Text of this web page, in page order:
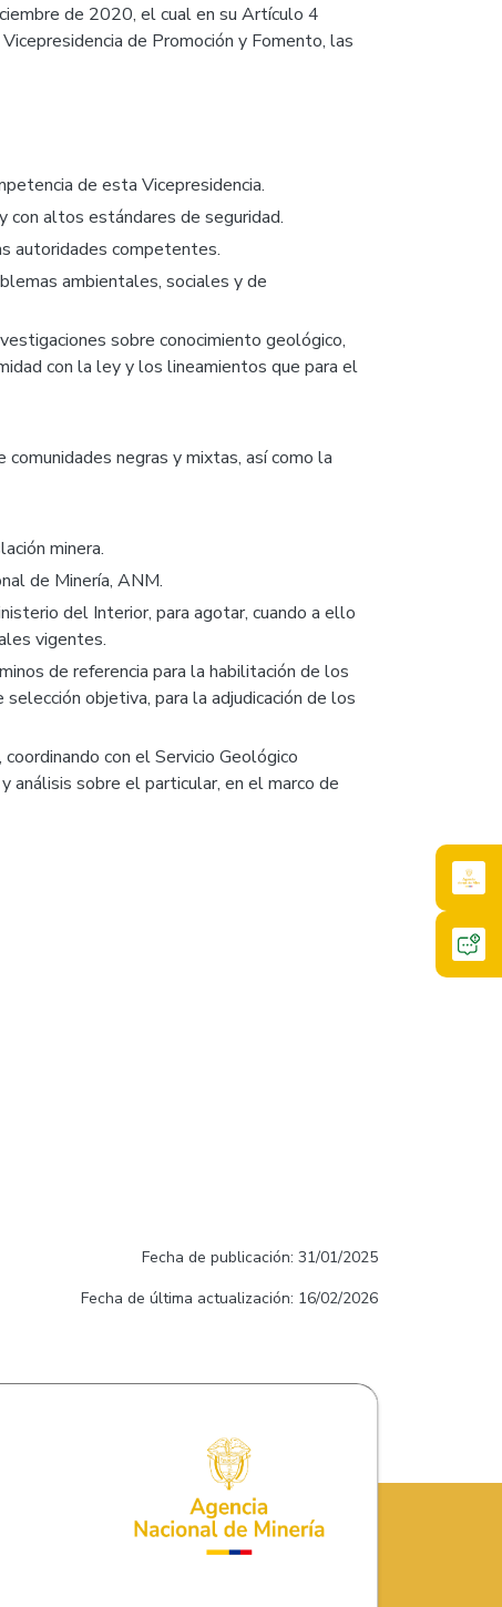
de 2020, el cual en su Artículo 4
de Promoción y Fomento, las
de esta Vicepresidencia.
con altos estándares de seguridad.
autoridades competentes.
ambientales, sociales y de
sobre conocimiento geológico,
con la ley y los lineamientos que para el
negras y mixtas, así como la
minera.
de Minería, ANM.
del Interior, para agotar, cuando a ello
vigentes.
de referencia para la habilitación de los
objetiva, para la adjudicación de los
con el Servicio Geológico
análisis sobre el particular, en el marco de
Fecha de publicación: 31/01/2025
Fecha de última actualización: 16/02/2026